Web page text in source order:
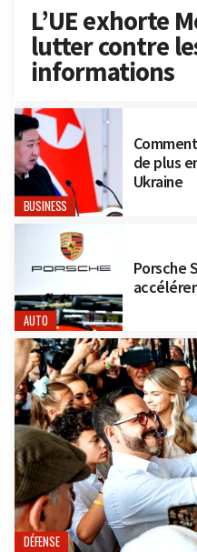
L’UE exhorte
lutter contre
informations
BUSINESS
de plus
Ukraine
AUTO
Porsche
DÉFENSE